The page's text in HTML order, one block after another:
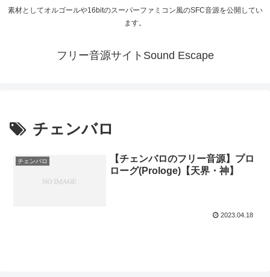
素材としてオルゴールや16bitのスーパーファミコン風のSFC音源を公開してい
ます。
フリー音源サイトSound Escape
チェンバロ
チェンバロ
【チェンバロのフリー音源】プロ
ローグ(Prologe)【天界・神】
2023.04.18